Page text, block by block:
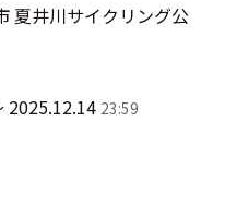
夏井川サイクリング公
2025.12.14 23:59